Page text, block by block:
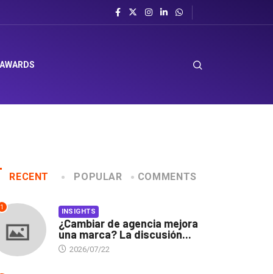
RECENT POPULAR COMMENTS
1 INSIGHTS
¿Cambiar de agencia mejora
una marca? La discusión...
2026/07/22